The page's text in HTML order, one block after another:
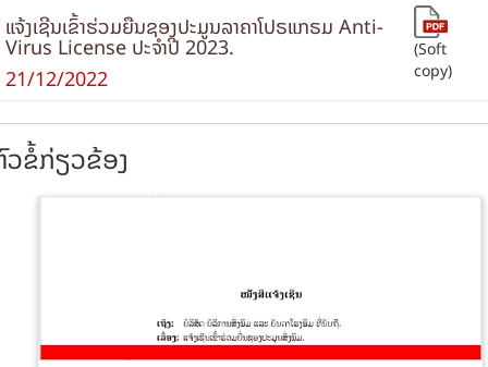
ແຈ້ງເຊີນເຂົ້າຮ່ວມຍືນຊອງປະມູນລາຄາໂປຣແກຣມ Anti-
Virus License ປະຈໍາປີ 2023.
21/12/2022
(Soft
copy)
ຂໍ້ກ່ຽວຂ້ອງ